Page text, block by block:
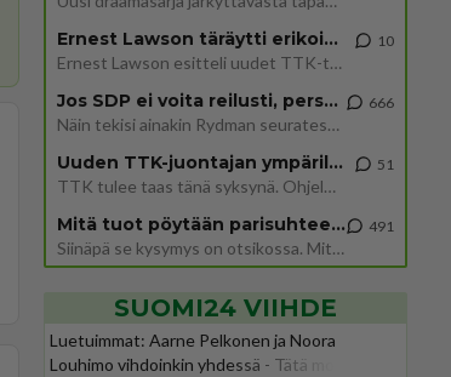
Ernest Lawson täräytti erikoisen heiton TTK-lehdistötilaisuudessa: " Onko tässä tarkoituksena...?"
Ernest Lawson esitteli uudet TTK-tähtioppilaat ja opettajat torstaina 6.8. lehdistölle. Tulevalla kaudella on yksi hausk
10
Jos SDP ei voita reilusti, persut kumoavat demokratian Suomesta
Näin tekisi ainakin Rydman seuratessaan idolinsa Trumpin mallia https://www.is.fi/politiikka/art-2000012187244.html
666
Uuden TTK-juontajan ympärillä epätietoisuus sakenee - Nyt MTV hämmentää soppaa
TTK tulee taas tänä syksynä. Ohjelman uudet tähtioppilaat julkistetaan torstaina 6. elokuuta klo 14 alkavassa lehdistö
51
Mitä tuot pöytään parisuhteessa?
Siinäpä se kysymys on otsikossa. Mitäpä siis tuot/toisit pöytään parisuhteessa? Oletko mies vai nainen? Koetko sen mitä
491
SUOMI24 VIIHDE
Luetuimmat: Aarne Pelkonen ja Noora
Louhimo vihdoinkin yhdessä - Tätä moni jo